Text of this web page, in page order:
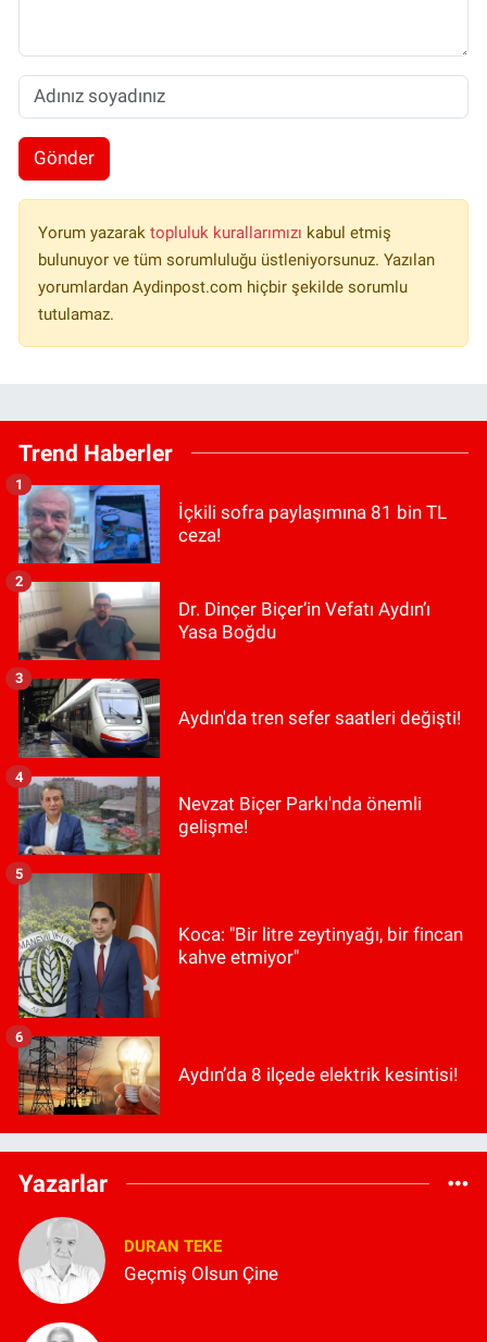
Gönder
Yorum yazarak topluluk kurallarımızı kabul etmiş
bulunuyor ve tüm sorumluluğu üstleniyorsunuz. Yazılan
yorumlardan Aydinpost.com hiçbir şekilde sorumlu
tutulamaz.
Trend Haberler
İçkili sofra paylaşımına 81 bin TL
ceza!
1
Dr. Dinçer Biçer’in Vefatı Aydın’ı
Yasa Boğdu
2
Aydın'da tren sefer saatleri değişti!
3
Nevzat Biçer Parkı'nda önemli
gelişme!
4
Koca: "Bir litre zeytinyağı, bir fincan
kahve etmiyor"
5
Aydın’da 8 ilçede elektrik kesintisi!
6
Yazarlar
DURAN TEKE
Geçmiş Olsun Çine